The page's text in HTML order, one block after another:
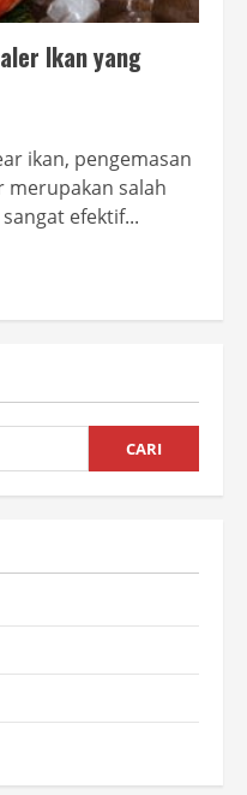
Ikan yang
ikan, pengemasan
merupakan salah
efektif...
CARI